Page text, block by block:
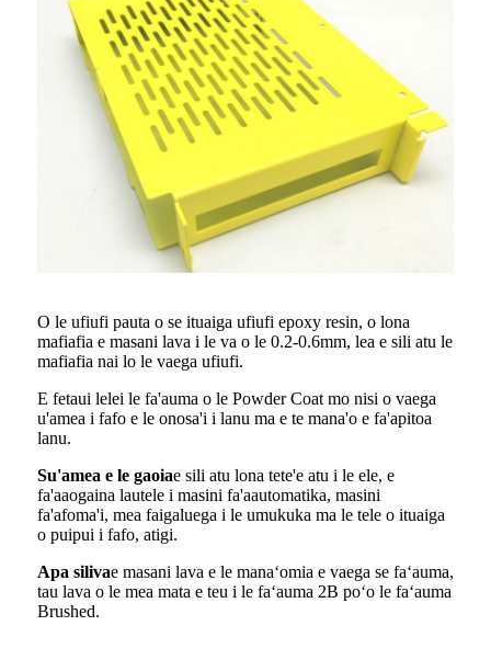
O le ufiufi pauta o se ituaiga ufiufi epoxy resin, o lona
mafiafia e masani lava i le va o le 0.2-0.6mm, lea e sili atu le
mafiafia nai lo le vaega ufiufi.
E fetaui lelei le fa'auma o le Powder Coat mo nisi o vaega
u'amea i fafo e le onosa'i i lanu ma e te mana'o e fa'apitoa
lanu.
Su'amea e le gaoiae sili atu lona tete'e atu i le ele, e
fa'aaogaina lautele i masini fa'aautomatika, masini
fa'afoma'i, mea faigaluega i le umukuka ma le tele o ituaiga
o puipui i fafo, atigi.
Apa silivae masani lava e le manaʻomia e vaega se faʻauma,
tau lava o le mea mata e teu i le faʻauma 2B poʻo le faʻauma
Brushed.